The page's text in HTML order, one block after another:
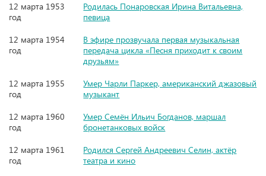
12 марта 1953
год
Родилась Понаровская Ирина Витальевна,
певица
12 марта 1954
год
В эфире прозвучала первая музыкальная
передача цикла «Песня приходит к своим
друзьям»
12 марта 1955
год
Умер Чарли Паркер, американский джазовый
музыкант
12 марта 1960
год
Умер Семён Ильич Богданов, маршал
бронетанковых войск
12 марта 1961
год
Родился Сергей Андреевич Селин, актёр
театра и кино